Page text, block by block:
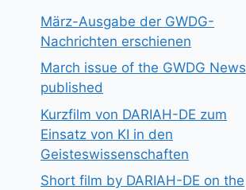
März-Ausgabe der GWDG-
Nachrichten erschienen
March issue of the GWDG News
published
Kurzfilm von DARIAH-DE zum
Einsatz von KI in den
Geisteswissenschaften
Short film by DARIAH-DE on the